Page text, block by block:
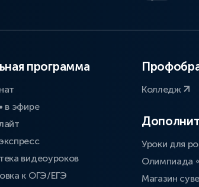
программа
в эфире
видеоуроков
к ОГЭ/ЕГЭ
Колледж
Уроки для
Олимпиада
Магазин